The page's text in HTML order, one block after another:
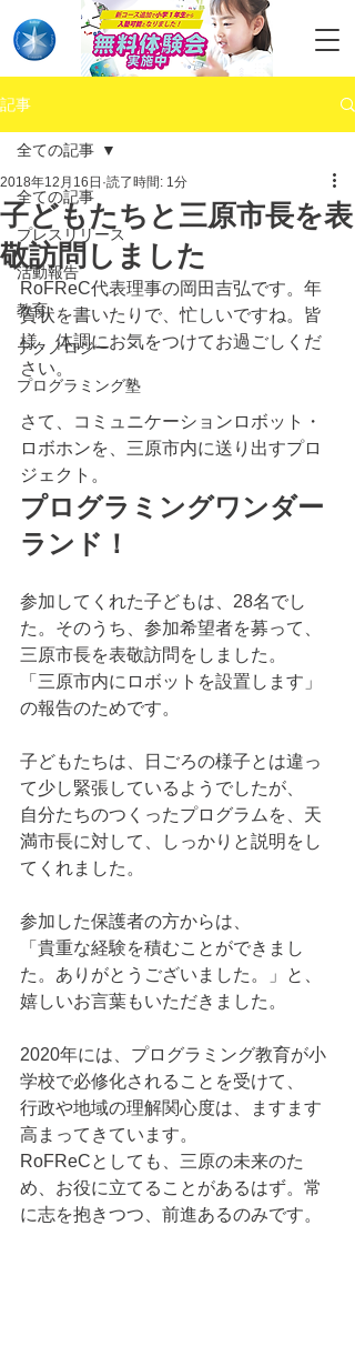
記事
全ての記事
プレスリリース
活動報告
教育
テクノロジー
プログラミング塾
全ての記事
子どもたちと三原市長を表
敬訪問しました
2018年12月16日 読了時間: 1分
RoFReC代表理事の岡田吉弘です。年
賀状を書いたりで、忙しいですね。皆
様、体調にお気をつけてお過ごしくだ
さい。
さて、コミュニケーションロボット・
ロボホンを、三原市内に送り出すプロ
ジェクト。
プログラミングワンダー
ランド！
参加してくれた子どもは、28名でし
た。そのうち、参加希望者を募って、
三原市長を表敬訪問をしました。
「三原市内にロボットを設置します」
の報告のためです。
子どもたちは、日ごろの様子とは違っ
て少し緊張しているようでしたが、
自分たちのつくったプログラムを、天
満市長に対して、しっかりと説明をし
てくれました。
参加した保護者の方からは、
「貴重な経験を積むことができまし
た。ありがとうございました。」と、
嬉しいお言葉もいただきました。
2020年には、プログラミング教育が小
学校で必修化されることを受けて、
行政や地域の理解関心度は、ますます
高まってきています。
RoFReCとしても、三原の未来のた
め、お役に立てることがあるはず。常
に志を抱きつつ、前進あるのみです。